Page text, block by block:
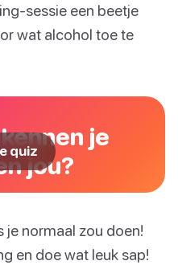
sessie een beetje
wat alcohol toe te
je
jou?
quiz
je normaal zou doen!
en doe wat leuk sap!